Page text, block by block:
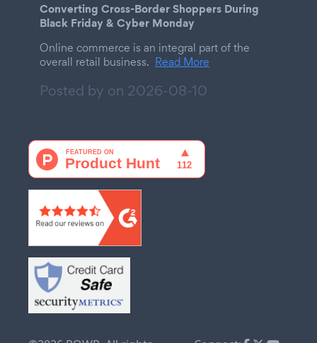
Converting Cross-Border Shoppers During
Black Friday & Cyber Monday
Online commerce is an integral part of the
overall retail business. Read More
Posted by on 2026-08-10